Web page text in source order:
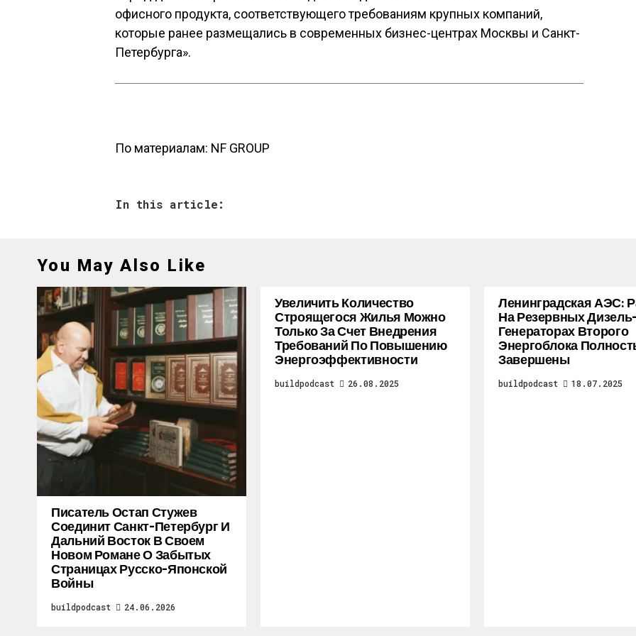
офисного продукта, соответствующего требованиям крупных компаний,
которые ранее размещались в современных бизнес-центрах Москвы и Санкт-
Петербурга».
По материалам: NF GROUP
In this article:
You May Also Like
Писатель Остап Стужев
Соединит Санкт-Петербург И
Дальний Восток В Своем
Новом Романе О Забытых
Страницах Русско-Японской
Войны
buildpodcast 24.06.2026
Увеличить Количество
Строящегося Жилья Можно
Только За Счет Внедрения
Требований По Повышению
Энергоэффективности
buildpodcast 26.08.2025
Ленинградская АЭС:
На Резервных Дизель-
Генераторах Второго
Энергоблока
Завершены
buildpodcast 18.07.2025